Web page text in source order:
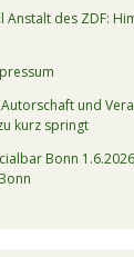
Anstalt des ZDF:
Autorschaft und
kurz springt
Bonn